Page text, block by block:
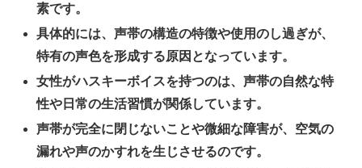
素です。
具体的には、声帯の構造の特徴や使用のし過ぎが、
特有の声色を形成する原因となっています。
女性がハスキーボイスを持つのは、声帯の自然な特
性や日常の生活習慣が関係しています。
声帯が完全に閉じないことや微細な障害が、空気の
漏れや声のかすれを生じさせるのです。